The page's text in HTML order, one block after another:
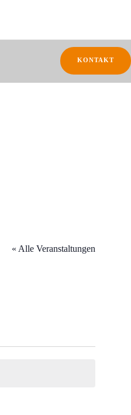
KONTAKT
« Alle Veranstaltungen